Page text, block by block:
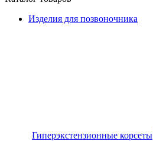
Изделия для позвоночника
Гиперэкстензионные корсеты